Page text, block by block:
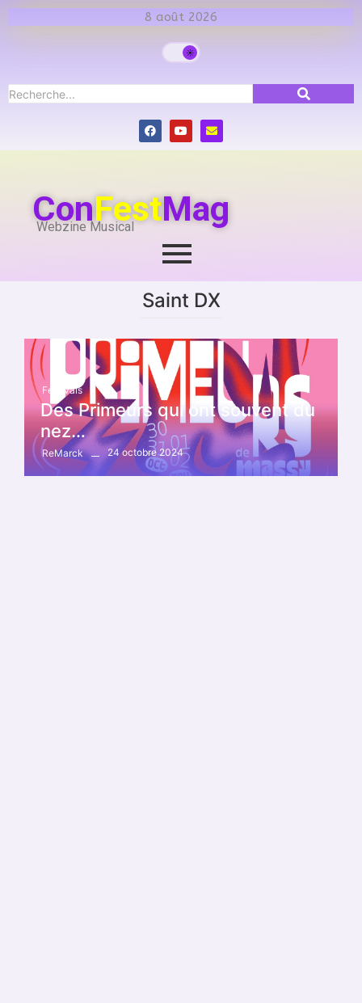
8 août 2026
ConFestMag
Webzine Musical
Saint DX
Festivals
Des Primeurs qui ont souvent du
nez…
ReMarck 24 octobre 2024